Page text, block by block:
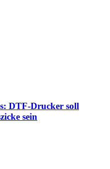
DTF-Drucker soll
sein